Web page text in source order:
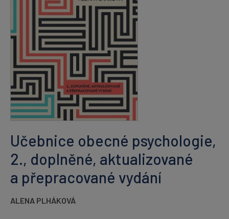
Učebnice obecné psychologie,
2., doplněné, aktualizované
a přepracované vydání
ALENA PLHÁKOVÁ